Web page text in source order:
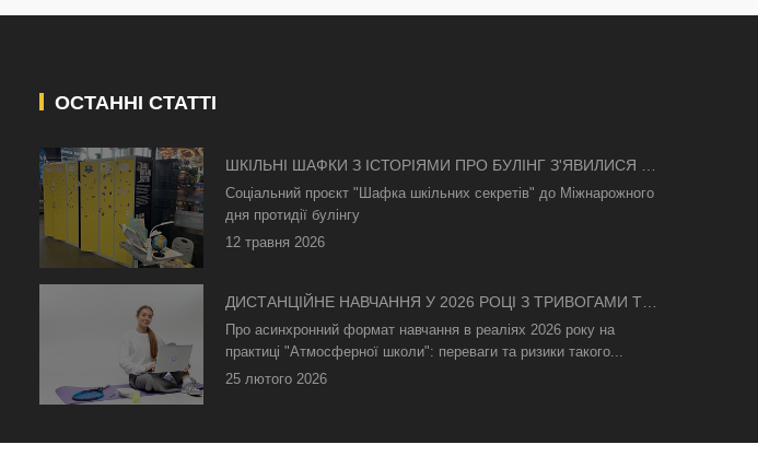
ОСТАННІ СТАТТІ
ШКІЛЬНІ ШАФКИ З ІСТОРІЯМИ ПРО БУЛІНГ З'ЯВИЛИСЯ В
КИЄВІ
Соціальний проєкт "Шафка шкільних секретів" до Міжнарожного
дня протидії булінгу
12 травня 2026
ДИСТАНЦІЙНЕ НАВЧАННЯ У 2026 РОЦІ З ТРИВОГАМИ ТА
БЕЗ СВІТЛА: ЯК АСИНХРОННИЙ ФОРМАТ РЯТУЄ
ОСВІТНІЙ ПРОЦЕС
Про асинхронний формат навчання в реаліях 2026 року на
практиці "Атмосферної школи": переваги та ризики такого...
25 лютого 2026